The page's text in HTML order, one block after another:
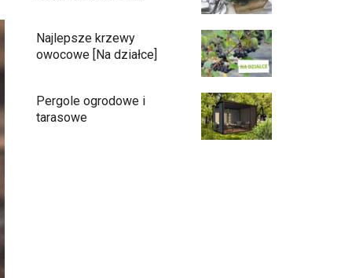
Najlepsze krzewy
owocowe [Na działce]
Pergole ogrodowe i
tarasowe